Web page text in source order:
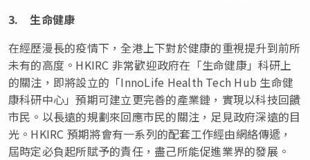
3.生命健康
在經歷漫長的疫情下，全港上下對於健康的重視提升到前所
未有的高度。HKIRC 非常歡迎政府在「生命健康」科研上
的關注，即將設立的「InnoLife Health Tech Hub 生命健
康科研中心」預期可建立更完善的產業鏈，實現以科技回饋
市民。以長遠的規劃來回應市民的關注，足見政府深遠的目
光。HKIRC 預期將會有一系列的配套工作經由網絡傳遞，
屆時定必負起所賦予的責任，盡己所能促進業界的發展。